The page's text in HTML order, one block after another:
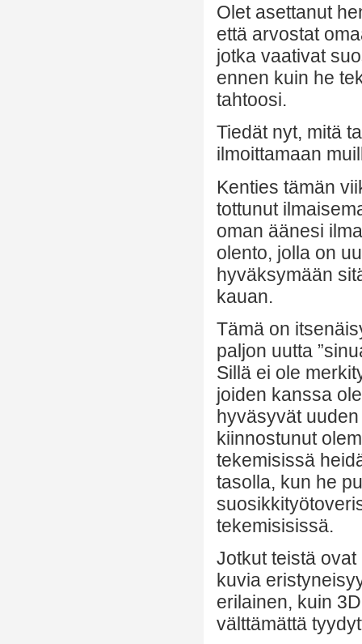
Olet asettanut
että arvostat
jotka vaativat
ennen kuin he
tahtoosi.
Tiedät nyt, mitä
ilmoittamaan
Kenties tämän
tottunut
oman äänesi
olento, jolla on
hyväksymään
kauan.
Tämä on
paljon uutta
Sillä ei ole
joiden kanssa
hyväsyvät
kiinnostunut
tekemisissä
tasolla, kun he
tekemisisissä.
Jotkut teistä
kuvia
erilainen, kuin
välttämättä